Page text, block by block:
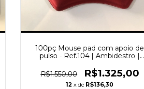
100pç Mouse pad com apoio de
pulso - Ref.104 | Ambidestro |
R$1.550,00
R$1.325,00
12 x de R$136,30